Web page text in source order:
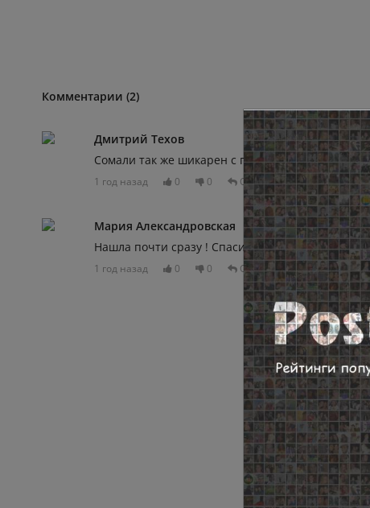
Комментарии (2)
Дмитрий Техов
Сомали так же шикарен с птичьего полёта
1 год назад 0 0 Отвечать
Мария Александровская
Нашла почти сразу ! Спасибо вам !
1 год назад 0 0 Отвечать